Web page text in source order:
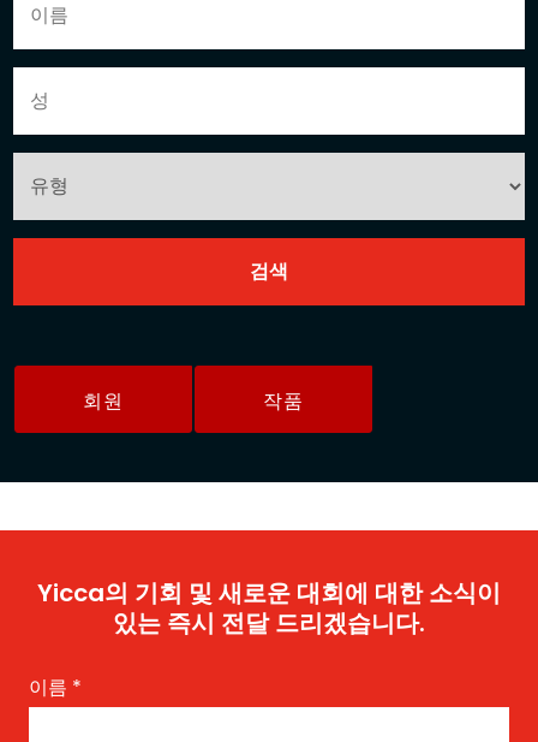
회원 작품
Yicca의 기회 및 새로운 대회에 대한 소식이
있는 즉시 전달 드리겠습니다.
이름 *